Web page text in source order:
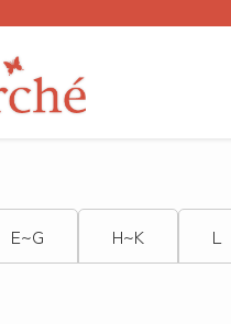
E~G H~K L